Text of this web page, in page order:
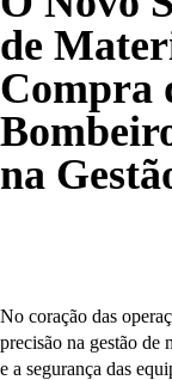
de
Compra
na
No coração das
precisão na gestão de
e a segurança das